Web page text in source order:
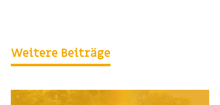
Weitere Beiträge